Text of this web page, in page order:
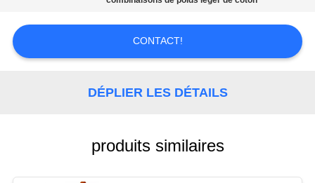
UNE
CITATION
CONTACT!
DÉPLIER LES DÉTAILS
produits similaires